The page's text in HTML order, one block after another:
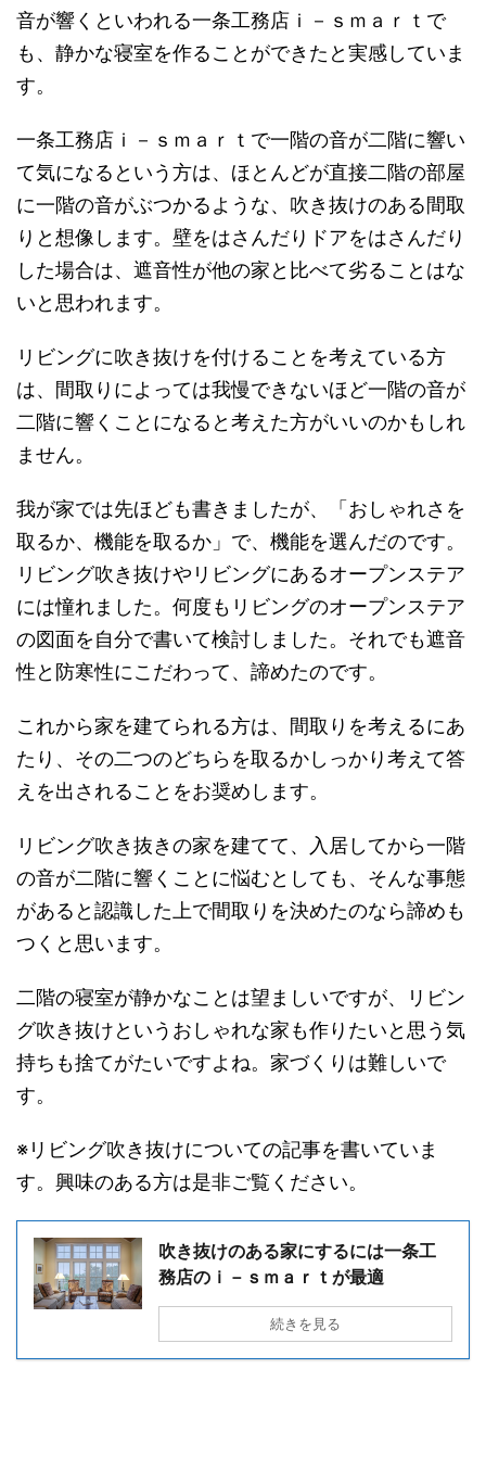
音が響くといわれる一条工務店ｉ－ｓｍａｒｔで
も、静かな寝室を作ることができたと実感していま
す。
一条工務店ｉ－ｓｍａｒｔで一階の音が二階に響い
て気になるという方は、ほとんどが直接二階の部屋
に一階の音がぶつかるような、吹き抜けのある間取
りと想像します。壁をはさんだりドアをはさんだり
した場合は、遮音性が他の家と比べて劣ることはな
いと思われます。
リビングに吹き抜けを付けることを考えている方
は、間取りによっては我慢できないほど一階の音が
二階に響くことになると考えた方がいいのかもしれ
ません。
我が家では先ほども書きましたが、「おしゃれさを
取るか、機能を取るか」で、機能を選んだのです。
リビング吹き抜けやリビングにあるオープンステア
には憧れました。何度もリビングのオープンステア
の図面を自分で書いて検討しました。それでも遮音
性と防寒性にこだわって、諦めたのです。
これから家を建てられる方は、間取りを考えるにあ
たり、その二つのどちらを取るかしっかり考えて答
えを出されることをお奨めします。
リビング吹き抜きの家を建てて、入居してから一階
の音が二階に響くことに悩むとしても、そんな事態
があると認識した上で間取りを決めたのなら諦めも
つくと思います。
二階の寝室が静かなことは望ましいですが、リビン
グ吹き抜けというおしゃれな家も作りたいと思う気
持ちも捨てがたいですよね。家づくりは難しいで
す。
※リビング吹き抜けについての記事を書いていま
す。興味のある方は是非ご覧ください。
吹き抜けのある家にするには一条工
務店のｉ－ｓｍａｒｔが最適
続きを見る